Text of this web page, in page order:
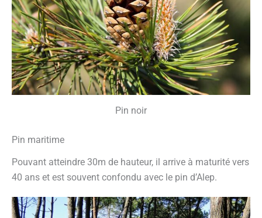
Pin noir
Pin maritime
Pouvant atteindre 30m de hauteur, il arrive à maturité vers
40 ans et est souvent confondu avec le pin d’Alep.